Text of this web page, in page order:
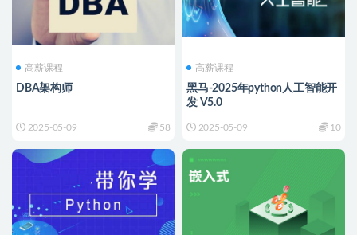
高薪课程
DBA架构师
2025-05-09 58
高薪课程
黑马-2025年python人工智能开
发 V5.0
2025-05-09 10